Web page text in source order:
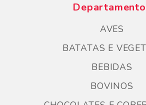
AVES
BATATAS E
BEBIDAS
BOVINOS